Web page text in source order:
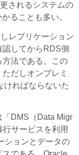
されるシステムの
ることも多い。
レプリケーション
してからRDS側
法である。この
だしオンプレミ
ければならないた
DMS（Data Migr
サービスを利用
ションとデータの